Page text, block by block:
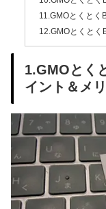
11.GMOとくとく
12.GMOとくとく
1.GMOとく
イント＆メ